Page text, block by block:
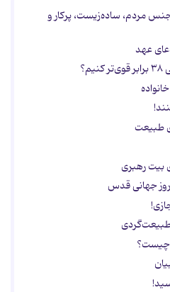
مردم، ساده‌زیست، پرکار و
عهد
طبیعت
بیت رهبری
جهانی قدس
چیست؟